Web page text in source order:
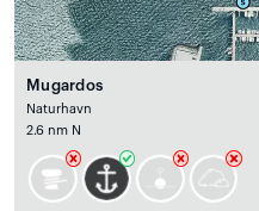
Mugardos
Naturhavn
2.6 nm N